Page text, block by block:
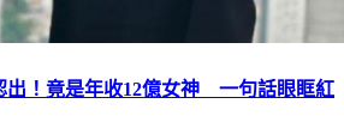
出！竟是年收12億女神 一句話眼眶紅